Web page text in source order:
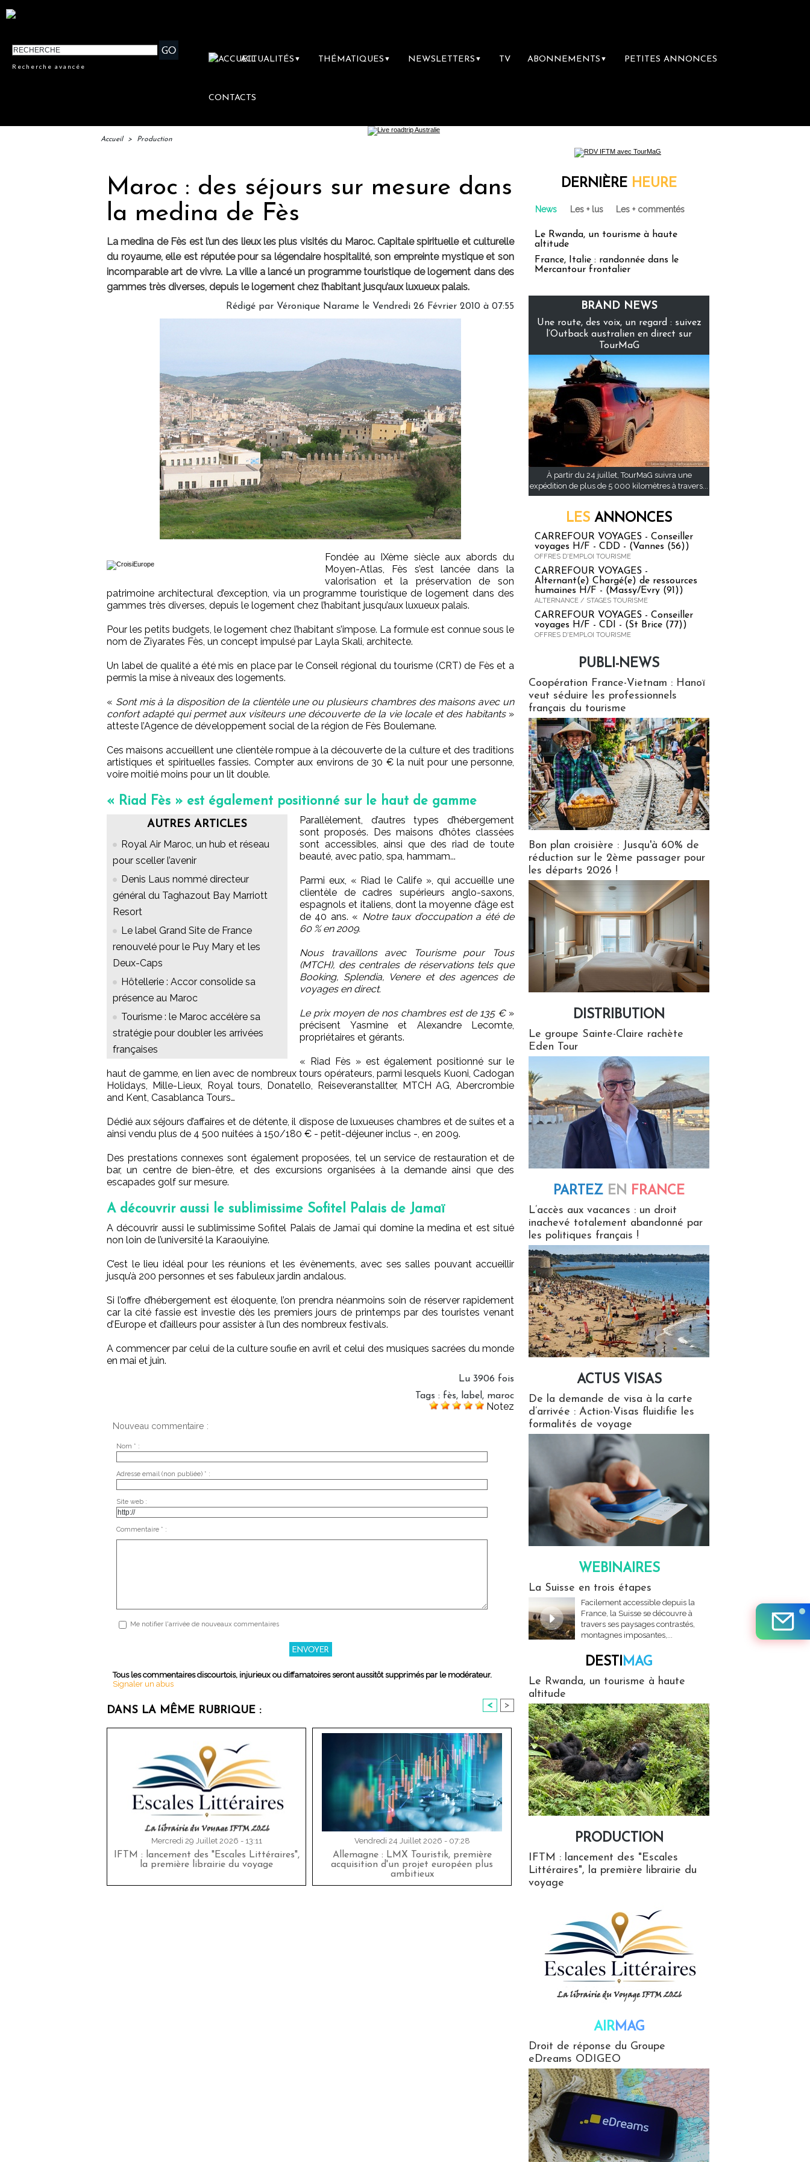
Recherche avancée
ACTUALITÉS ▼ THÉMATIQUES ▼ NEWSLETTERS ▼ TV ABONNEMENTS ▼ PETITES ANNONCES
CONTACTS
Accueil > Production
Maroc : des séjours sur mesure dans
la medina de Fès
La medina de Fès est l’un des lieux les plus visités du Maroc. Capitale spirituelle et culturelle
du royaume, elle est réputée pour sa légendaire hospitalité, son empreinte mystique et son
incomparable art de vivre. La ville a lancé un programme touristique de logement dans des
gammes très diverses, depuis le logement chez l’habitant jusqu’aux luxueux palais.
Rédigé par Véronique Narame le Vendredi 26 Février 2010 à 07:55
Fondée au IXème siècle aux abords du
Moyen-Atlas, Fès s’est lancée dans la
valorisation et la préservation de son
patrimoine architectural d’exception, via un programme touristique de logement dans des
gammes très diverses, depuis le logement chez l’habitant jusqu’aux luxueux palais.
Pour les petits budgets, le logement chez l’habitant s’impose. La formule est connue sous le
nom de Ziyarates Fès, un concept impulsé par Layla Skali, architecte.
Un label de qualité a été mis en place par le Conseil régional du tourisme (CRT) de Fès et a
permis la mise à niveaux des logements.
« Sont mis à la disposition de la clientèle une ou plusieurs chambres des maisons avec un
confort adapté qui permet aux visiteurs une découverte de la vie locale et des habitants»
atteste l’Agence de développement social de la région de Fès Boulemane.
Ces maisons accueillent une clientèle rompue à la découverte de la culture et des traditions
artistiques et spirituelles fassies. Compter aux environs de 30 € la nuit pour une personne,
voire moitié moins pour un lit double.
« Riad Fès » est également positionné sur le haut de gamme
AUTRES ARTICLES
Royal Air Maroc, un hub et réseau
pour sceller l’avenir
Denis Laus nommé directeur
général du Taghazout Bay Marriott
Resort
Le label Grand Site de France
renouvelé pour le Puy Mary et les
Deux-Caps
Hôtellerie : Accor consolide sa
présence au Maroc
Tourisme : le Maroc accélère sa
stratégie pour doubler les arrivées
françaises
Parallèlement, d’autres types d’hébergement
sont proposés. Des maisons d’hôtes classées
sont accessibles, ainsi que des riad de toute
beauté, avec patio, spa, hammam...
Parmi eux, « Riad le Calife », qui accueille une
clientèle de cadres supérieurs anglo-saxons,
espagnols et italiens, dont la moyenne d’âge est
de 40 ans. « Notre taux d’occupation a été de
60 % en 2009.
Nous travaillons avec Tourisme pour Tous
(MTCH), des centrales de réservations tels que
Booking, Splendia, Venere et des agences de
voyages en direct.
Le prix moyen de nos chambres est de 135 €»
précisent Yasmine et Alexandre Lecomte,
propriétaires et gérants.
« Riad Fès » est également positionné sur le
haut de gamme, en lien avec de nombreux tours opérateurs, parmi lesquels Kuoni, Cadogan
Holidays, Mille-Lieux, Royal tours, Donatello, Reiseveranstallter, MTCH AG, Abercrombie
and Kent, Casablanca Tours…
Dédié aux séjours d’affaires et de détente, il dispose de luxueuses chambres et de suites et a
ainsi vendu plus de 4 500 nuitées à 150/180 € - petit-déjeuner inclus -, en 2009.
Des prestations connexes sont également proposées, tel un service de restauration et de
bar, un centre de bien-être, et des excursions organisées à la demande ainsi que des
escapades golf sur mesure.
A découvrir aussi le sublimissime Sofitel Palais de Jamaï
A découvrir aussi le sublimissime Sofitel Palais de Jamaï qui domine la medina et est situé
non loin de l’université la Karaouiyine.
C’est le lieu idéal pour les réunions et les évènements, avec ses salles pouvant accueillir
jusqu’à 200 personnes et ses fabuleux jardin andalous.
Si l’offre d’hébergement est éloquente, l’on prendra néanmoins soin de réserver rapidement
car la cité fassie est investie dès les premiers jours de printemps par des touristes venant
d’Europe et d’ailleurs pour assister à l’un des nombreux festivals.
A commencer par celui de la culture soufie en avril et celui des musiques sacrées du monde
en mai et juin.
Lu 3906 fois
Tags : fès, label , maroc
Notez
Nouveau commentaire :
Nom * :
Adresse email (non publiée) * :
Site web :
Commentaire * :
Me notifier l'arrivée de nouveaux commentaires
Tous les commentaires discourtois, injurieux ou diffamatoires seront aussitôt supprimés par le modérateur.
Signaler un abus
DANS LA MÊME RUBRIQUE : < >
Mercredi 29 Juillet 2026 - 13:11
IFTM : lancement des "Escales Littéraires",
la première librairie du voyage
Vendredi 24 Juillet 2026 - 07:28
Allemagne : LMX Touristik, première
acquisition d'un projet européen plus
ambitieux
DERNIÈRE HEURE
News Les + lus Les + commentés
Le Rwanda, un tourisme à haute
altitude
France, Italie : randonnée dans le
Mercantour frontalier
BRAND NEWS
Une route, des voix, un regard : suivez
l’Outback australien en direct sur
TourMaG
À partir du 24 juillet, TourMaG suivra une
expédition de plus de 5 000 kilomètres à travers...
LES ANNONCES
CARREFOUR VOYAGES - Conseiller
voyages H/F - CDD - (Vannes (56))
OFFRES D'EMPLOI TOURISME
CARREFOUR VOYAGES -
Alternant(e) Chargé(e) de ressources
humaines H/F - (Massy/Evry (91))
ALTERNANCE / STAGES TOURISME
CARREFOUR VOYAGES - Conseiller
voyages H/F - CDI - (St Brice (77))
OFFRES D'EMPLOI TOURISME
PUBLI-NEWS
Coopération France-Vietnam : Hanoï
veut séduire les professionnels
français du tourisme
Bon plan croisière : Jusqu'à 60% de
réduction sur le 2ème passager pour
les départs 2026 !
DISTRIBUTION
Le groupe Sainte-Claire rachète
Eden Tour
PARTEZ EN FRANCE
L’accès aux vacances : un droit
inachevé totalement abandonné par
les politiques français !
ACTUS VISAS
De la demande de visa à la carte
d’arrivée : Action-Visas fluidifie les
formalités de voyage
WEBINAIRES
La Suisse en trois étapes
Facilement accessible depuis la
France, la Suisse se découvre à
travers ses paysages contrastés,
montagnes imposantes,...
DESTIMAG
Le Rwanda, un tourisme à haute
altitude
PRODUCTION
IFTM : lancement des "Escales
Littéraires", la première librairie du
voyage
AIRMAG
Droit de réponse du Groupe
eDreams ODIGEO